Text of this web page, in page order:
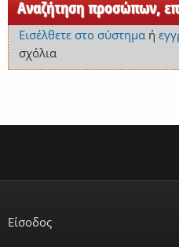
Αναζήτηση προσώπων,
Εισέλθετε στο σύστημαή
σχόλια
Είσοδος